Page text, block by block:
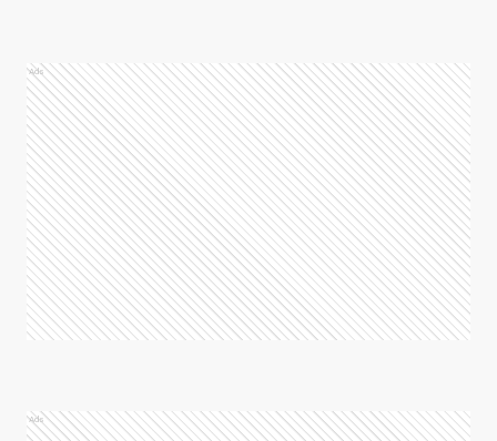
Ads
Ads